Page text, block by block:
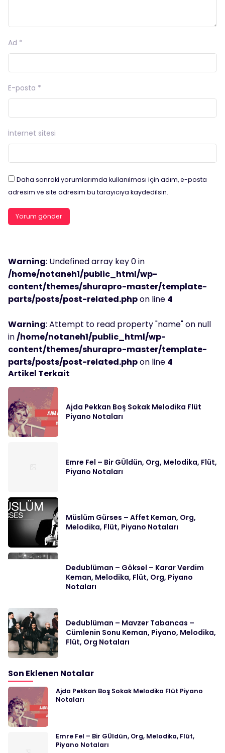
Ad *
E-posta *
İnternet sitesi
Daha sonraki yorumlarımda kullanılması için adım, e-posta
adresim ve site adresim bu tarayıcıya kaydedilsin.
Warning: Undefined array key 0 in
/home/notaneh1/public_html/wp-
content/themes/shurapro-master/template-
parts/posts/post-related.phpon line 4
Warning: Attempt to read property "name" on null
in /home/notaneh1/public_html/wp-
content/themes/shurapro-master/template-
parts/posts/post-related.phpon line 4
Artikel Terkait
Ajda Pekkan Boş Sokak Melodika Flüt
Piyano Notaları
Emre Fel – Bir GÜldün, Org, Melodika, Flüt,
Piyano Notaları
Müslüm Gürses – Affet Keman, Org,
Melodika, Flüt, Piyano Notaları
Dedublüman – Göksel – Karar Verdim
Keman, Melodika, Flüt, Org, Piyano
Notaları
Dedublüman – Mavzer Tabancas –
Cümlenin Sonu Keman, Piyano, Melodika,
Flüt, Org Notaları
Son Eklenen Notalar
Ajda Pekkan Boş Sokak Melodika Flüt Piyano
Notaları
Emre Fel – Bir GÜldün, Org, Melodika, Flüt,
Piyano Notaları